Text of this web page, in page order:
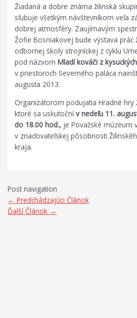
Žiadaná a dobre známa žilinská
sľubuje všetkým návštevníkom veľa
dobrej atmosféry. Zaujímavým
Žofie Bosniakovej bude výstava prác
odbornej školy strojníckej z cyklu
pod názvomMladí kováči z
v priestoroch Severného paláca
augusta 2013.
Organizátorom podujatia Hradné
ktoré sa uskutočnív nedeľu 11.
do 18.00 hod., je Považské múzeum
v zriaďovateľskej pôsobnosti
kraja.
Post navigation
← Predchádzajúci Článok
Ďalší Článok →